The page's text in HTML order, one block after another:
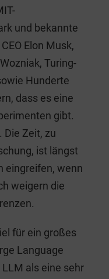
und bekannte
Elon Musk,
Turing-
Hunderte
dass es eine
gibt.
Die Zeit, zu
ist längst
eingreifen, wenn
weigern die
für ein großes
Language
als eine sehr